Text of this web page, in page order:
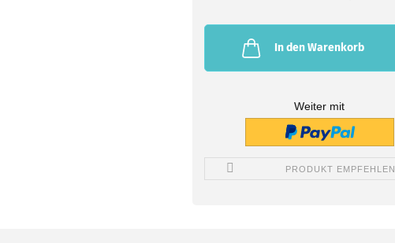
In den Warenkorb
Weiter mit
PRODUKT EMPFEHLEN